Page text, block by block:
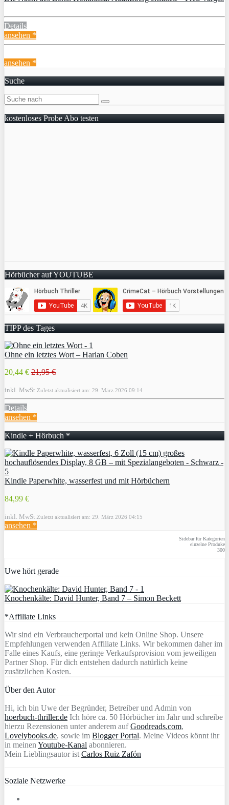
Details
ansehen *
ansehen *
Suche
kostenloses Probe Abo testen
Hörbücher auf YOUTUBE
TIPP des Tages
Ohne ein letztes Wort – Harlan Coben
20,44 € 21,95 €
inkl. MwSt. Zuletzt aktualisiert am: 29. März 2026 09:14
Details
ansehen *
Kindle + Hörbuch *
Kindle Paperwhite, wasserfest und mit Hörbüchern
84,99 €
inkl. MwSt. Zuletzt aktualisiert am: 29. März 2026 04:15
ansehen *
Sidebar für Kategorien
einzelne Produke
300
Uwe hört gerade
Knochenkälte: David Hunter, Band 7 – Simon Beckett
*Affiliate Links
Wir sind ein Verbraucherportal und kein Online Shop. Unsere
Empfehlungen verwenden Affiliate Links. Wir bekommen daher im
Falle eines Kaufs, eine geringe Verkaufsprovision vom jeweiligen
Partner Shop. Für dich entstehen dadurch natürlich keine
zusätzlichen Kosten.
Über den Autor
Hi, ich bin Uwe der Begründer, Betreiber und Admin von
hoerbuch-thriller.de Ich höre ca. 50 Hörbücher im Jahr und schreibe
hierzu Rezensionen unter anderem aufGoodreads.com,
Lovelybooks.de, sowie im Blogger Portal. Meine Videos könnt ihr
in meinen Youtube-Kanal abonnieren.
Mein Lieblingsautor ist Carlos Ruiz Zafón
Soziale Netzwerke